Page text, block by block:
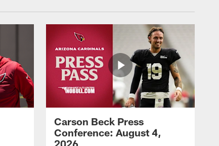
Carson Beck Press
Conference: August 4,